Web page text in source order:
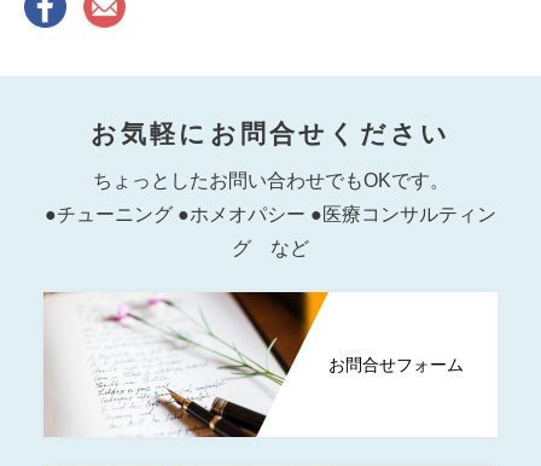
お気軽にお問合せください
ちょっとしたお問い合わせでもOKです。
●チューニング ●ホメオパシー ●医療コンサルティン
グ など
お問合せフォーム